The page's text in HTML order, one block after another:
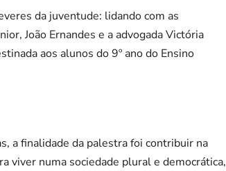
da juventude: lidando com as
João Ernandes e a advogada Victória
aos alunos do 9º ano do Ensino
a finalidade da palestra foi contribuir na
viver numa sociedade plural e democrática,